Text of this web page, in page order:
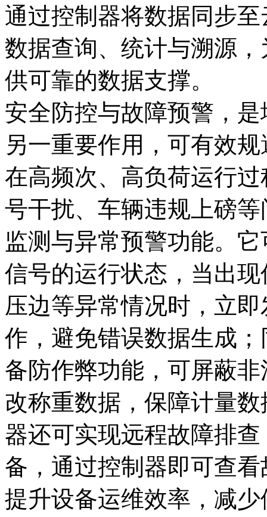
通过控制器将数据同步
数据查询、统计与溯源
供可靠的数据支撑。
安全防控与故障预警，
另一重要作用，可有效
在高频次、高负荷运行
号干扰、车辆违规上磅
监测与异常预警功能。
信号的运行状态，当出
压边等异常情况时，立
作，避免错误数据生成
备防作弊功能，可屏蔽
改称重数据，保障计量
器还可实现远程故障排
备，通过控制器即可查
提升设备运维效率，减